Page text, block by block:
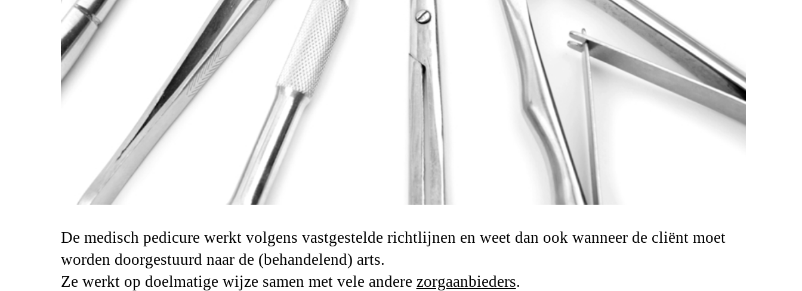
De medisch pedicure werkt volgens vastgestelde richtlijnen en weet dan ook wanneer de cliënt moet
worden doorgestuurd naar de (behandelend) arts.
Ze werkt op doelmatige wijze samen met vele andere zorgaanbieders.